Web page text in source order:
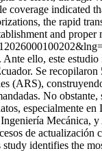
coverage indicated
the rapid
and
ello, este
Se
(ARS),
No
especialmente
Mecánica,
de
identifies the